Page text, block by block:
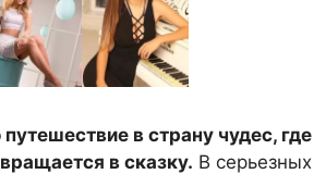
в страну чудес, где
в сказку. В серьезных